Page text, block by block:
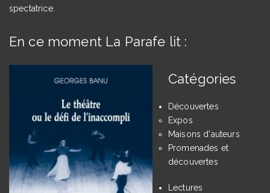
spectatrice.
En ce moment La Parafe lit :
Catégories
Découvertes
Expos
Maisons d'auteurs
Promenades et
découvertes
Lectures